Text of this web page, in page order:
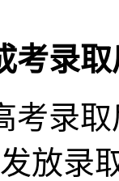
考录
考录
放录